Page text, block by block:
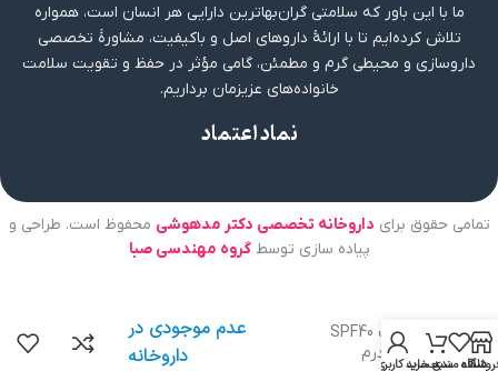
ما با این باور که سلامتی گران‌بهاترین دارایی هر انسان است، همواره
تلاش کرده‌ایم تا با ارائهٔ داروهای اصل و باکیفیت، مشاورهٔ تخصصی
داروسازی و محیطی گرم و مطمئن، گامی مؤثر در حفظ و تقویت سلامت
خانواده‌های عزیزمان برداریم.
نماد اعتماد
تمامی حقوق برای داروخانه تخصصی دکتر مدهوشی محفوظ است. طراحی و
پیاده سازی توسطگروه مهندسی صبا
علاقه مندیسبد خرید
حساب کاربری من
بالم لب SPF40
هیدرودرم
عدم موجودی در
داروخانه